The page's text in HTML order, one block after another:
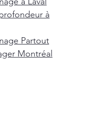
à
Partout
Montréal